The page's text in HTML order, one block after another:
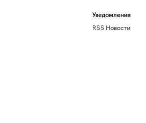
Уведомления
RSS Новости